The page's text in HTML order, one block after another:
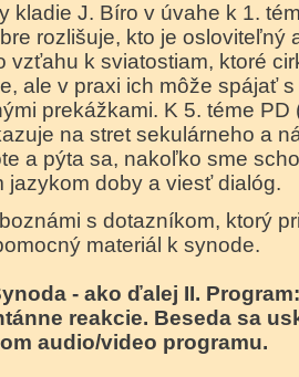
kladie J. Bíro v úvahe k 1.
rozlišuje, kto je osloviteľný
vzťahu k sviatostiam, ktoré
ale v praxi ich môže spájať s
prekážkami. K 5. téme
na stret sekulárneho a
a pýta sa, nakoľko sme
jazykom doby a viesť dialóg.
s dotazníkom, ktorý
materiál k synode.
- ako ďalej II.
reakcie. Beseda sa
audio/video programu.